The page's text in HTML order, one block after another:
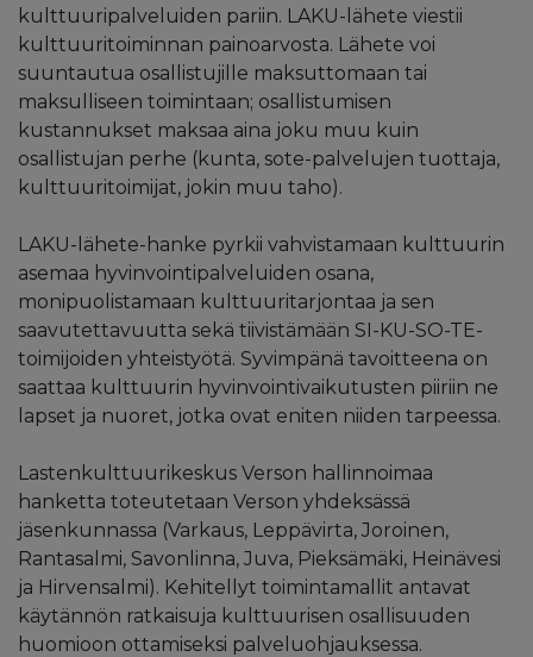
kulttuuripalveluiden pariin. LAKU-lähete viestii
kulttuuritoiminnan painoarvosta. Lähete voi
suuntautua osallistujille maksuttomaan tai
maksulliseen toimintaan; osallistumisen
kustannukset maksaa aina joku muu kuin
osallistujan perhe (kunta, sote-palvelujen tuottaja,
kulttuuritoimijat, jokin muu taho).
LAKU-lähete-hanke pyrkii vahvistamaan kulttuurin
asemaa hyvinvointipalveluiden osana,
monipuolistamaan kulttuuritarjontaa ja sen
saavutettavuutta sekä tiivistämään SI-KU-SO-TE-
toimijoiden yhteistyötä. Syvimpänä tavoitteena on
saattaa kulttuurin hyvinvointivaikutusten piiriin ne
lapset ja nuoret, jotka ovat eniten niiden tarpeessa.
Lastenkulttuurikeskus Verson hallinnoimaa
hanketta toteutetaan Verson yhdeksässä
jäsenkunnassa (Varkaus, Leppävirta, Joroinen,
Rantasalmi, Savonlinna, Juva, Pieksämäki, Heinävesi
ja Hirvensalmi). Kehitellyt toimintamallit antavat
käytännön ratkaisuja kulttuurisen osallisuuden
huomioon ottamiseksi palveluohjauksessa.